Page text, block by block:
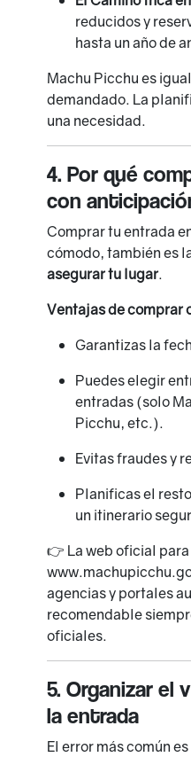
reducidos y
hasta un año de
Machu Picchu es
demandado. La
una necesidad.
4. Por qué
con
Comprar tu entrada
cómodo, también es
asegurar tu lugar.
Ventajas de comprar
Garantizas la
Puedes elegir
entradas (solo
Picchu, etc.).
Evitas fraudes y
Planificas el
un itinerario
👉 La web oficial
agencias y portales
recomendable
oficiales.
5. Organizar el
la entrada
El error más común